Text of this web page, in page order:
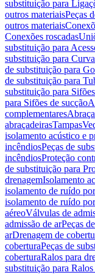
substituição para
outros materiaisPeças
outros materiais
Conexões roscadas
substituição para
substituição para
de substituição para
de substituição para
substituição para
para Sifões de sucção
complementares
abraçadeirasTampas
isolamento acústico e
incêndiosPeças de
incêndiosProteção
de substituição para
drenagemIsolamento
isolamento de ruído
isolamento de ruído
aéreoVálvulas de
admissão de arPeças
arDrenagem de
coberturaPeças de
coberturaRalos para
substituição para